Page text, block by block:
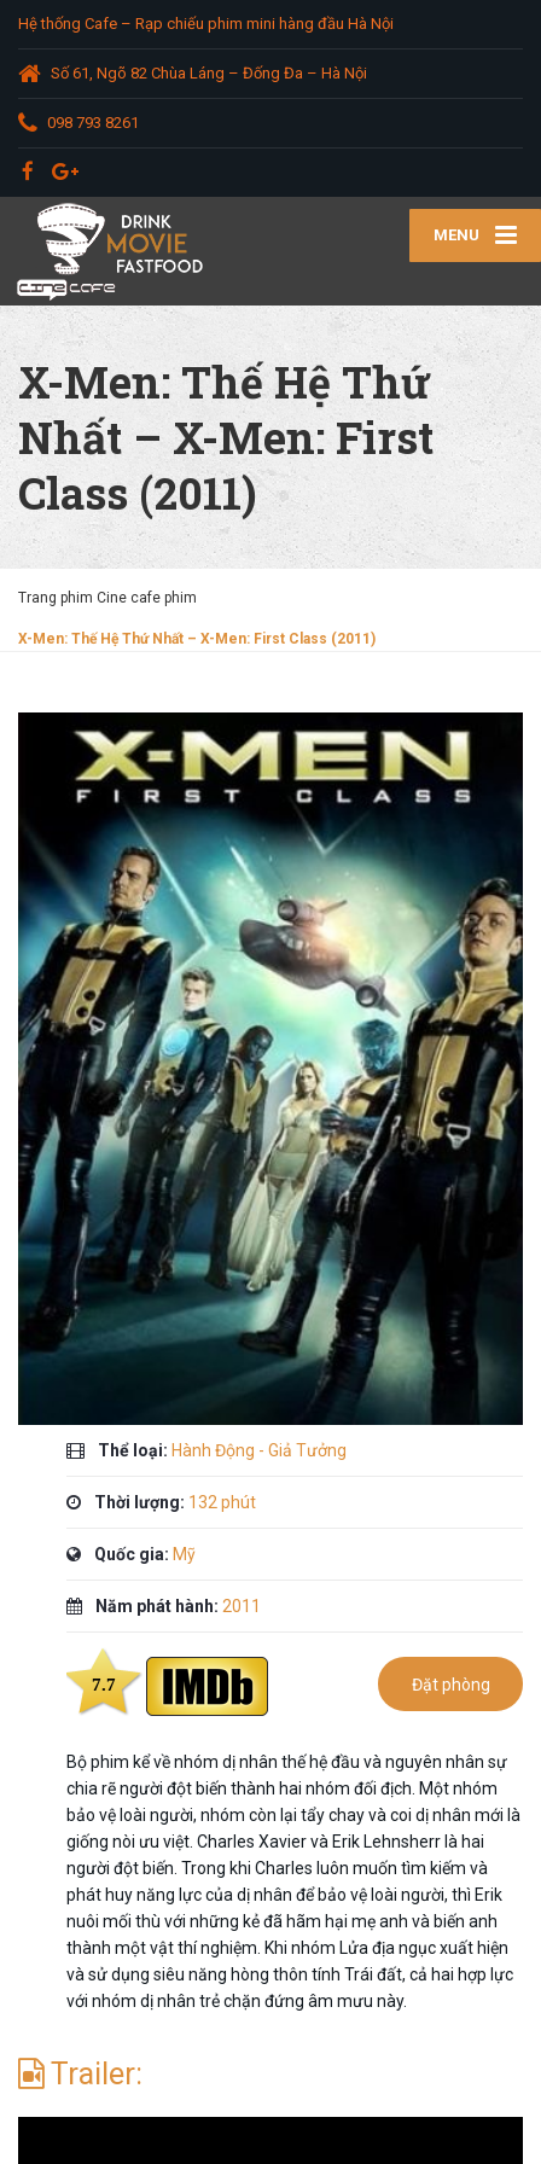
Hệ thống Cafe – Rạp chiếu phim mini hàng đầu Hà Nội
Số 61, Ngõ 82 Chùa Láng – Đống Đa – Hà Nội
098 793 8261
MENU
X-Men: Thế Hệ Thứ
Nhất – X-Men: First
Class (2011)
Trang phim Cine cafe phim
X-Men: Thế Hệ Thứ Nhất – X-Men: First Class (2011)
Thể loại: Hành Động - Giả Tưởng
Thời lượng: 132 phút
Quốc gia: Mỹ
Năm phát hành: 2011
7.7 Đặt phòng
Bộ phim kể về nhóm dị nhân thế hệ đầu và nguyên nhân sự
chia rẽ người đột biến thành hai nhóm đối địch. Một nhóm
bảo vệ loài người, nhóm còn lại tẩy chay và coi dị nhân mới là
giống nòi ưu việt. Charles Xavier và Erik Lehnsherr là hai
người đột biến. Trong khi Charles luôn muốn tìm kiếm và
phát huy năng lực của dị nhân để bảo vệ loài người, thì Erik
nuôi mối thù với những kẻ đã hãm hại mẹ anh và biến anh
thành một vật thí nghiệm. Khi nhóm Lửa địa ngục xuất hiện
và sử dụng siêu năng hòng thôn tính Trái đất, cả hai hợp lực
với nhóm dị nhân trẻ chặn đứng âm mưu này.
Trailer: